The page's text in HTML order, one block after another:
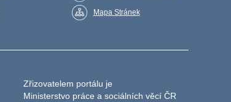
Mapa Stránek
Zřizovatelem portálu je
Ministerstvo práce a sociálních věcí ČR